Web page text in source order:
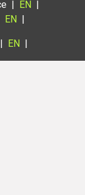
| EN |
EN|
| EN|